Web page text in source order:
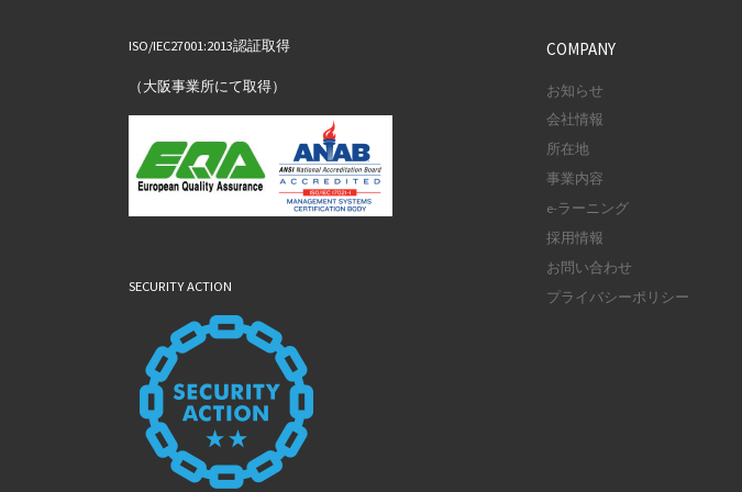
ISO/IEC27001:2013認証取得
（大阪事業所にて取得）
SECURITY ACTION
COMPANY
お知らせ
会社情報
所在地
事業内容
e-ラーニング
採用情報
お問い合わせ
プライバシーポリシー